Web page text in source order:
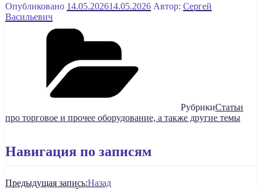
Опубликовано 14.05.202614.05.2026 Автор: Сергей
Васильевич
РубрикиСтатьи
про торговое и прочее оборудование, а также другие темы
Навигация по записям
Предыдущая запись:Назад